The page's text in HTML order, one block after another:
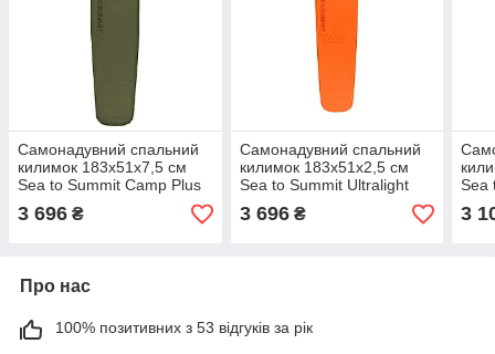
Самонадувний спальний
килимок 183х51х7,5 см
Sea to Summit Camp Plus
S.I. Mat Regular
3 696 ₴
Самонадувний спальний
килимок 183х51х2,5 см
Sea to Summit Ultralight
S.I. Mat Regular
3 696₴
Sea
Mat
3
Про нас
100% позитивних з 53 відгуків за рік